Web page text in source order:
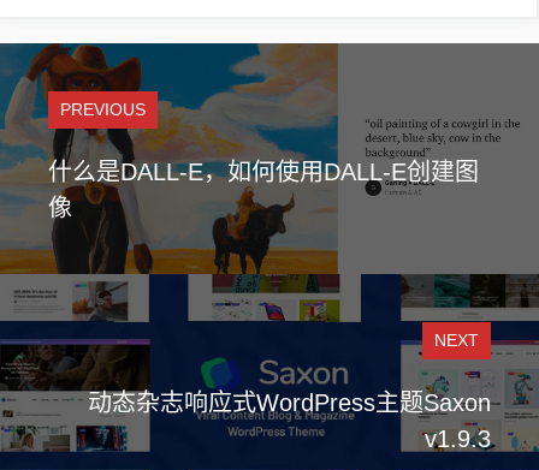
PREVIOUS
什么是DALL-E，如何使用DALL-E创建图
像
NEXT
动态杂志响应式WordPress主题Saxon
v1.9.3